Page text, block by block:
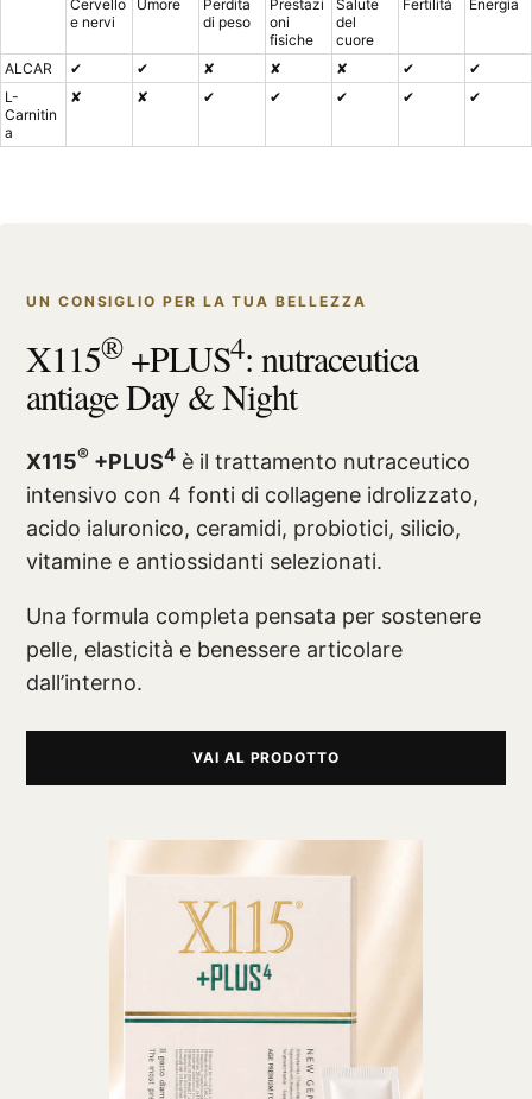
Cervello
e nervi
Umore
Perdita
di peso
Prestazi
oni
fisiche
Salute
del
cuore
Fertilità Energia
ALCAR ✔ ✔ ✘ ✘ ✘ ✔
✔
L-
Carnitin
a
✘ ✘ ✔ ✔ ✔ ✔ ✔
UN CONSIGLIO PER LA TUA BELLEZZA
X115®+PLUS4: nutraceutica
antiage Day & Night
X115® +PLUS4 è il trattamento nutraceutico
intensivo con 4 fonti di collagene idrolizzato,
acido ialuronico, ceramidi, probiotici, silicio,
vitamine e antiossidanti selezionati.
Una formula completa pensata per sostenere
pelle, elasticità e benessere articolare
dall’interno.
VAI AL PRODOTTO